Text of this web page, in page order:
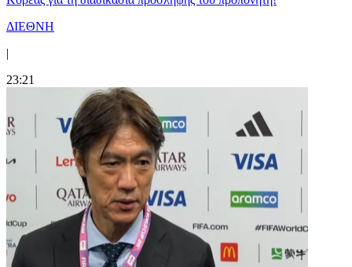
ΔΙΕΘΝΗ
|
23:21